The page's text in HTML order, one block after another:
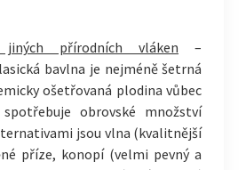
přírodních vláken –
bavlna je nejméně šetrná
ošetřovaná plodina vůbec
obrovské množství
jsou vlna (kvalitnější
příze, konopí (velmi pevný a